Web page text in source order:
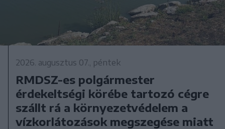
2026. augusztus 07., péntek
RMDSZ-es polgármester
érdekeltségi körébe tartozó cégre
szállt rá a környezetvédelem a
vízkorlátozások megszegése miatt